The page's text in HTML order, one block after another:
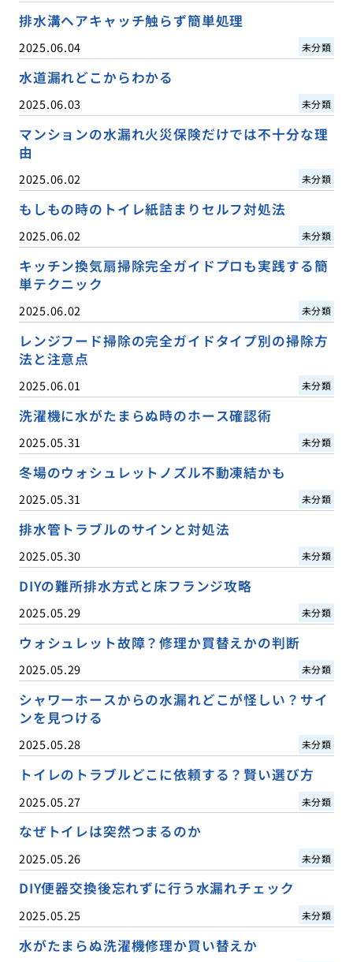
排水溝ヘアキャッチ触らず簡単処理
2025.06.04 未分類
水道漏れどこからわかる
2025.06.03 未分類
マンションの水漏れ火災保険だけでは不十分な理
由
2025.06.02 未分類
もしもの時のトイレ紙詰まりセルフ対処法
2025.06.02 未分類
キッチン換気扇掃除完全ガイドプロも実践する簡
単テクニック
2025.06.02 未分類
レンジフード掃除の完全ガイドタイプ別の掃除方
法と注意点
2025.06.01 未分類
洗濯機に水がたまらぬ時のホース確認術
2025.05.31 未分類
冬場のウォシュレットノズル不動凍結かも
2025.05.31 未分類
排水管トラブルのサインと対処法
2025.05.30 未分類
DIYの難所排水方式と床フランジ攻略
2025.05.29 未分類
ウォシュレット故障？修理か買替えかの判断
2025.05.29 未分類
シャワーホースからの水漏れどこが怪しい？サイ
ンを見つける
2025.05.28 未分類
トイレのトラブルどこに依頼する？賢い選び方
2025.05.27 未分類
なぜトイレは突然つまるのか
2025.05.26 未分類
DIY便器交換後忘れずに行う水漏れチェック
2025.05.25 未分類
水がたまらぬ洗濯機修理か買い替えか